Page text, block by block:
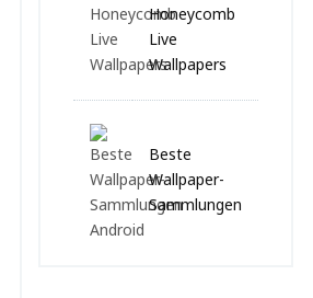
Honeycomb
Live
Wallpapers
Beste
Wallpaper-
Sammlungen